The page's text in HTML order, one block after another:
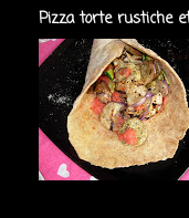
Pizza torte rustiche